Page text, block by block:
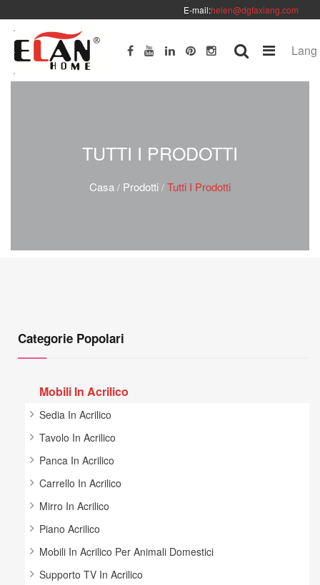
E-mail:helen@dgfaxiang.com
Lang
TUTTI I PRODOTTI
Casa / Prodotti / Tutti I Prodotti
Categorie Popolari
Mobili In Acrilico
Sedia In Acrilico
Tavolo In Acrilico
Panca In Acrilico
Carrello In Acrilico
Mirro In Acrilico
Piano Acrilico
Mobili In Acrilico Per Animali Domestici
Supporto TV In Acrilico